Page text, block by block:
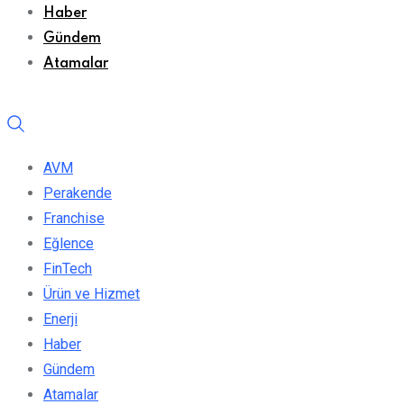
Haber
Gündem
Atamalar
AVM
Perakende
Franchise
Eğlence
FinTech
Ürün ve Hizmet
Enerji
Haber
Gündem
Atamalar